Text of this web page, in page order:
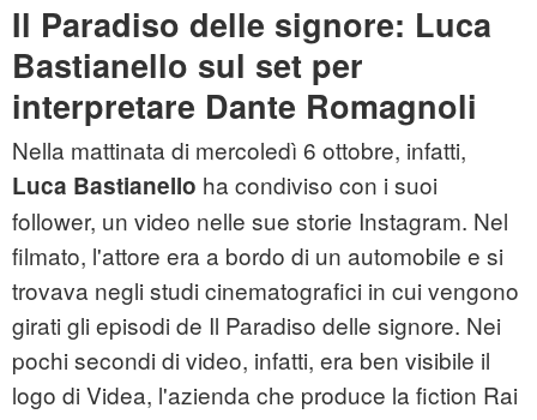
Il Paradiso delle signore: Luca
Bastianello sul set per
interpretare Dante Romagnoli
Nella mattinata di mercoledì 6 ottobre, infatti,
Luca Bastianello ha condiviso con i suoi
follower, un video nelle sue storie Instagram. Nel
filmato, l'attore era a bordo di un automobile e si
trovava negli studi cinematografici in cui vengono
girati gli episodi de Il Paradiso delle signore. Nei
pochi secondi di video, infatti, era ben visibile il
logo di Videa, l'azienda che produce la fiction Rai